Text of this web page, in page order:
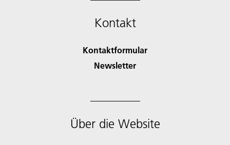
Kontakt
Kontaktformular
Newsletter
Über die Website